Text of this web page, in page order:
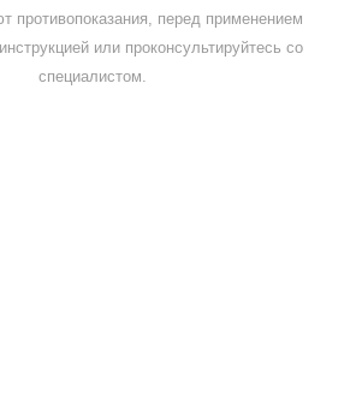
противопоказания, перед применением
или проконсультируйтесь со
специалистом.